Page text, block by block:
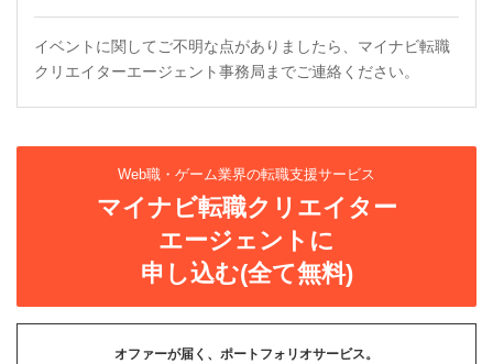
イベントに関してご不明な点がありましたら、マイナビ転職
クリエイターエージェント事務局までご連絡ください。
Web職・ゲーム業界の転職支援サービス
マイナビ転職クリエイター
エージェントに
申し込む(全て無料)
オファーが届く、ポートフォリオサービス。